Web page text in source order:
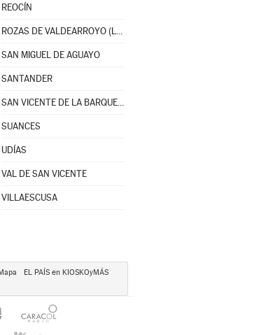
REOCÍN
ROZAS DE VALDEARROYO (LAS)
SAN MIGUEL DE AGUAYO
SANTANDER
SAN VICENTE DE LA BARQUERA
SUANCES
UDÍAS
VAL DE SAN VICENTE
VILLAESCUSA
EL PAÍS en KIOSKOyMÁS